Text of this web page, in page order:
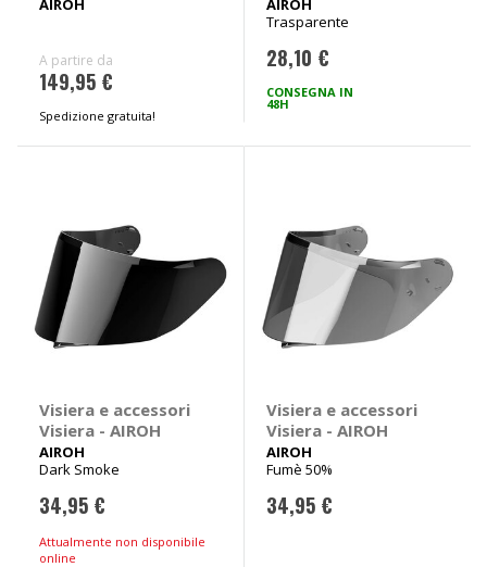
A partire da
149,95 €
Spedizione gratuita!
Trasparente
28,10 €
CONSEGNA IN
48H
Visiera e accessori
Visiera - AIROH
AIROH
Dark Smoke
34,95 €
Attualmente non disponibile
online
Visiera e accessori
Visiera - AIROH
AIROH
Fumè 50%
34,95 €